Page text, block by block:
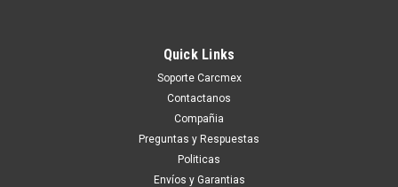
Quick Links
Soporte Carcmex
Contactanos
Compañia
Preguntas y Respuestas
Politicas
Envíos y Garantias